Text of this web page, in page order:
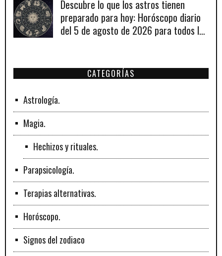
Descubre lo que los astros tienen
preparado para hoy: Horóscopo diario
del 5 de agosto de 2026 para todos los
CATEGORÍAS
Astrología.
Magia.
Hechizos y rituales.
Parapsicología.
Terapias alternativas.
Horóscopo.
Signos del zodiaco